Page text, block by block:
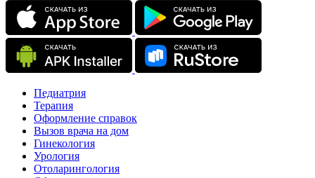
Педиатрия
Терапия
Оформление справок
Вызов врача на дом
Гинекология
Урология
Отоларингология